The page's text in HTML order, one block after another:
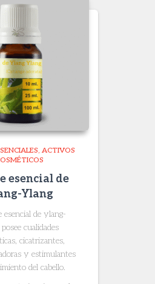
ACTIVOS
esencial de
Ylang
esencial de ylang-
posee cualidades
cicatrizantes,
y estimulantes
del cabello.